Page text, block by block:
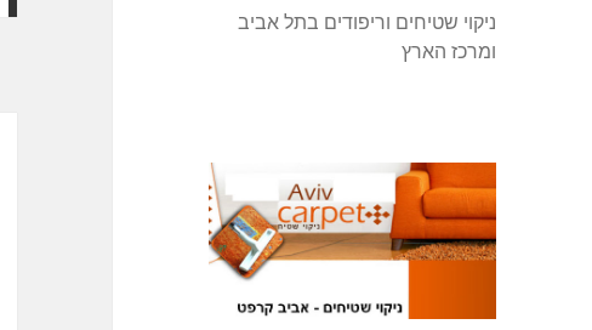
ניקוי שטיחים וריפודים בתל אביב
ומרכז הארץ